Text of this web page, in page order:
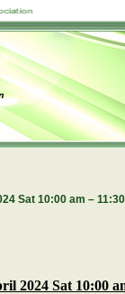
Sat 10:00 am –
2024 Sat 10:00